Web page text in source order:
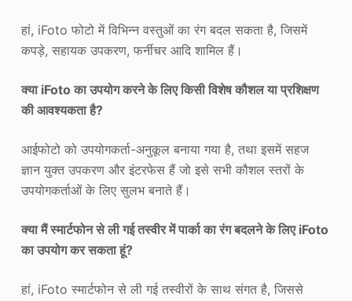
हां, iFoto फोटो में विभिन्न वस्तुओं का रंग बदल सकता है, जिसमें
कपड़े, सहायक उपकरण, फर्नीचर आदि शामिल हैं।
क्या iFoto का उपयोग करने के लिए किसी विशेष कौशल या प्रशिक्षण
की आवश्यकता है?
आईफोटो को उपयोगकर्ता-अनुकूल बनाया गया है, तथा इसमें सहज
ज्ञान युक्त उपकरण और इंटरफेस हैं जो इसे सभी कौशल स्तरों के
उपयोगकर्ताओं के लिए सुलभ बनाते हैं।
क्या मैं स्मार्टफोन से ली गई तस्वीर में पार्का का रंग बदलने के लिए iFoto
का उपयोग कर सकता हूं?
हां, iFoto स्मार्टफोन से ली गई तस्वीरों के साथ संगत है, जिससे